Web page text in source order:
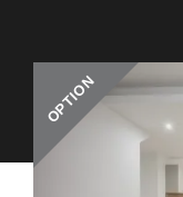
OPTION